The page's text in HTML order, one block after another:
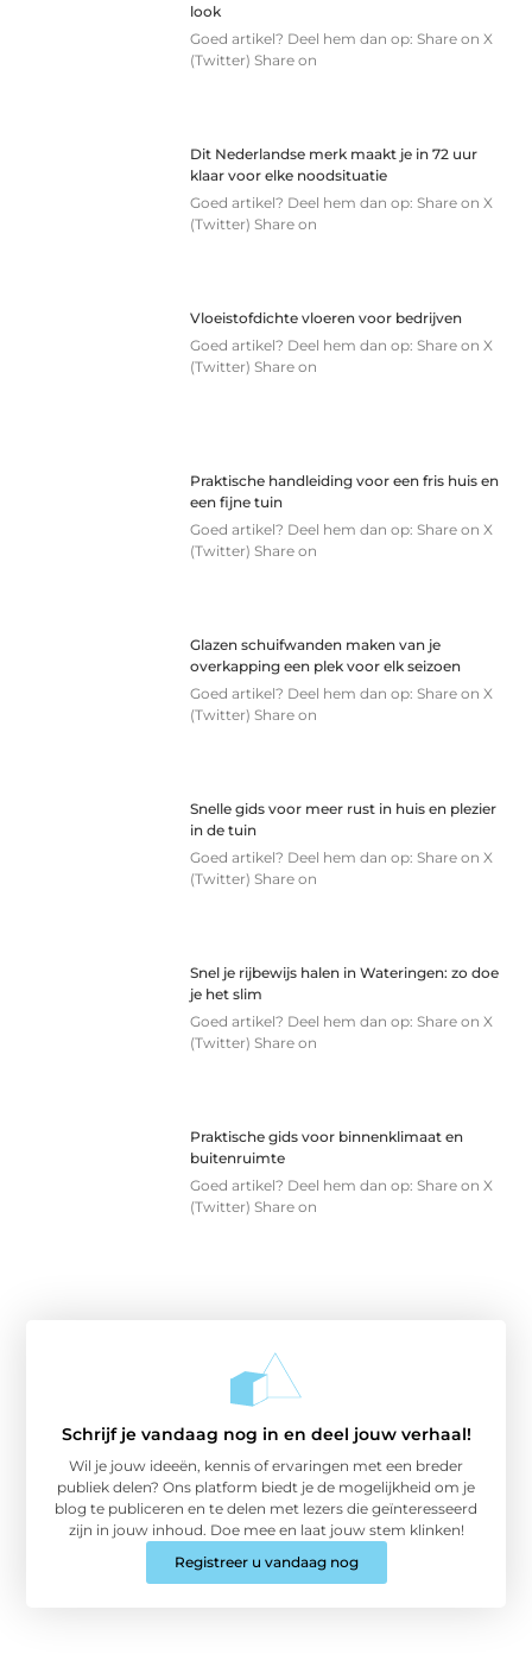
look
Goed artikel? Deel hem dan op: Share on X
(Twitter) Share on
Dit Nederlandse merk maakt je in 72 uur
klaar voor elke noodsituatie
Goed artikel? Deel hem dan op: Share on X
(Twitter) Share on
Vloeistofdichte vloeren voor bedrijven
Goed artikel? Deel hem dan op: Share on X
(Twitter) Share on
Praktische handleiding voor een fris huis en
een fijne tuin
Goed artikel? Deel hem dan op: Share on X
(Twitter) Share on
Glazen schuifwanden maken van je
overkapping een plek voor elk seizoen
Goed artikel? Deel hem dan op: Share on X
(Twitter) Share on
Snelle gids voor meer rust in huis en plezier
in de tuin
Goed artikel? Deel hem dan op: Share on X
(Twitter) Share on
Snel je rijbewijs halen in Wateringen: zo doe
je het slim
Goed artikel? Deel hem dan op: Share on X
(Twitter) Share on
Praktische gids voor binnenklimaat en
buitenruimte
Goed artikel? Deel hem dan op: Share on X
(Twitter) Share on
Schrijf je vandaag nog in en deel jouw verhaal!
Wil je jouw ideeën, kennis of ervaringen met een breder
publiek delen? Ons platform biedt je de mogelijkheid om je
blog te publiceren en te delen met lezers die geïnteresseerd
zijn in jouw inhoud. Doe mee en laat jouw stem klinken!
Registreer u vandaag nog